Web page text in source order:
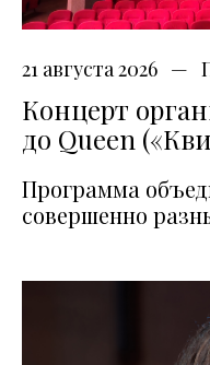
21 августа 2026
Концерт
до Queen
Программа
совершенно